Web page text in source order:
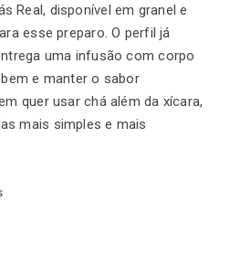
Real, disponível em granel e
esse preparo. O perfil já
uma infusão com corpo
e manter o sabor
quer usar chá além da xícara,
mais simples e mais